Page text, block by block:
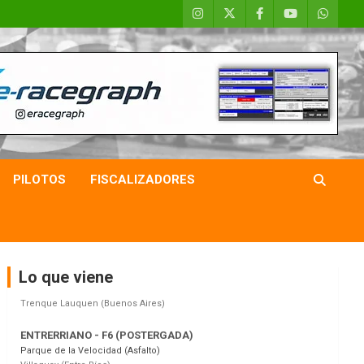
PILOTOS FISCALIZADORES
Lo que viene
08/09-AGO
IAME SERIES ARGENTINA 6
ENTRERRIANO - F6 (POSTERGADA)
VICTORIENSE - F7